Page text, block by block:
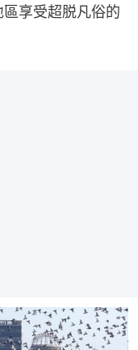
享受超脱凡俗的